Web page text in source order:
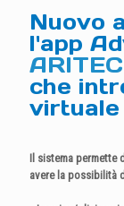
Nuovo
l'app
che
virtuale
Il sistema permette
avere la possibilità